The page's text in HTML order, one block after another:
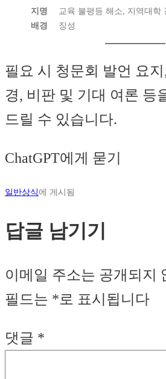
지명
배경
교육 불평등 해소, 지역대학
징성
필요 시 청문회 발언 요
경, 비판 및 기대 여론 등
드릴 수 있습니다.
ChatGPT에게 묻기
일반상식에 게시됨
답글 남기기
이메일 주소는 공개되지
필드는 *로 표시됩니다
댓글 *